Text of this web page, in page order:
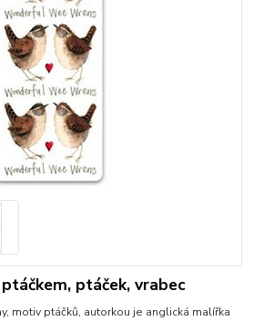
ptáček, vrabec
motiv ptáčků, autorkou je anglická malířka